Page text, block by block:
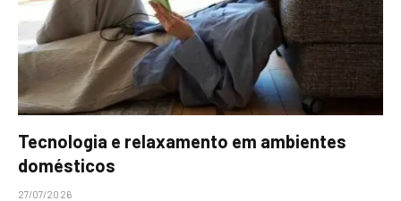
Tecnologia e relaxamento em ambientes
domésticos
27/07/2026